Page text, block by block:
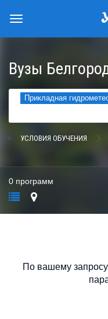
Вузы
Прикладная
УСЛОВИЯ ОБУЧЕНИЯ
0 программ
По вашему